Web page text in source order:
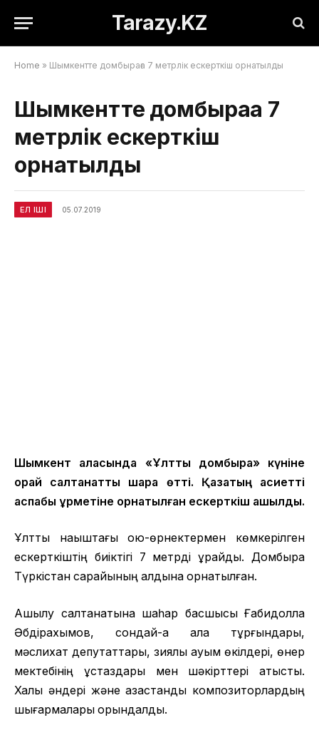
Tarazy.KZ
Home » Шымкентте домбыраға 7 метрлік ескерткіш орнатылды
Шымкентте домбыраға 7
метрлік ескерткіш
орнатылды
ЕЛ ІШІ 05.07.2019
Шымкент қаласында «Ұлттық домбыра» күніне
орай салтанатты шара өтті. Қазақтың қасиетті
аспабы құрметіне орнатылған ескерткіш ашылды.
Ұлттық нақыштағы ою-өрнектермен көмкерілген
ескерткіштің биіктігі 7 метрді құрайды. Домбыра
Түркістан сарайының алдына орнатылған.
Ашылу салтанатына шаһар басшысы Ғабидолла
Әбдірахымов, сондай-ақ қала тұрғындары,
мәслихат депутаттары, зиялы қауым өкілдері, өнер
мектебінің ұстаздары мен шәкірттері қатысты.
Халық әндері және қазақстандық композиторлардың
шығармалары орындалды.